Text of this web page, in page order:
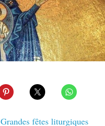
Grandes fêtes liturgiques